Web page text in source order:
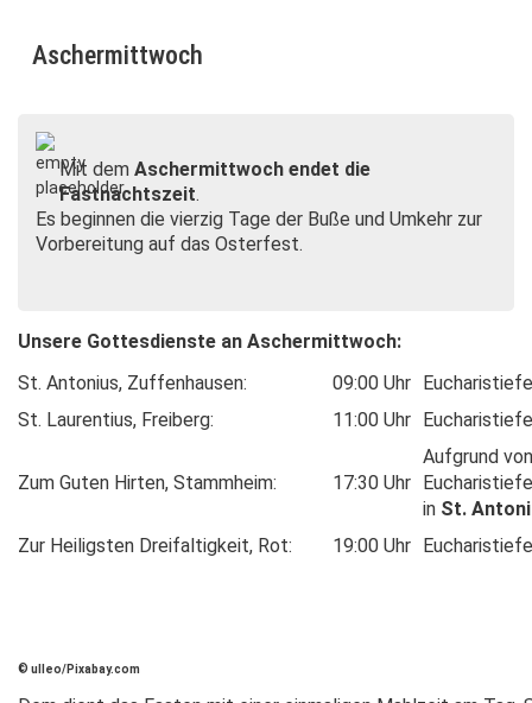
Aschermittwoch
Mit dem Aschermittwoch endet die
Fastnachtszeit.
Es beginnen die vierzig Tage der Buße und Umkehr zur
Vorbereitung auf das Osterfest.
Unsere Gottesdienste an Aschermittwoch:
St. Antonius, Zuffenhausen:
09:00 Uhr
St. Laurentius, Freiberg:
11:00 Uhr
Zum Guten Hirten, Stammheim: 17:30 Uhr
Aufgrund
in St.
Zur Heiligsten Dreifaltigkeit, Rot:
19:00 Uhr
© ulleo/Pixabay.com